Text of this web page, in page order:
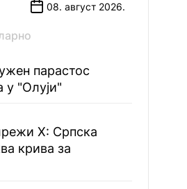
08. август 2026.
парастос
у "Олуји"
Х: Српска
крива за